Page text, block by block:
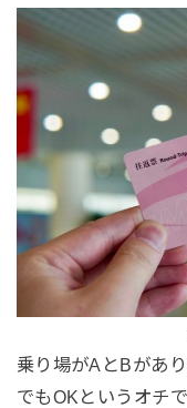
乗り場がAとBがあ
でもOKというオチ